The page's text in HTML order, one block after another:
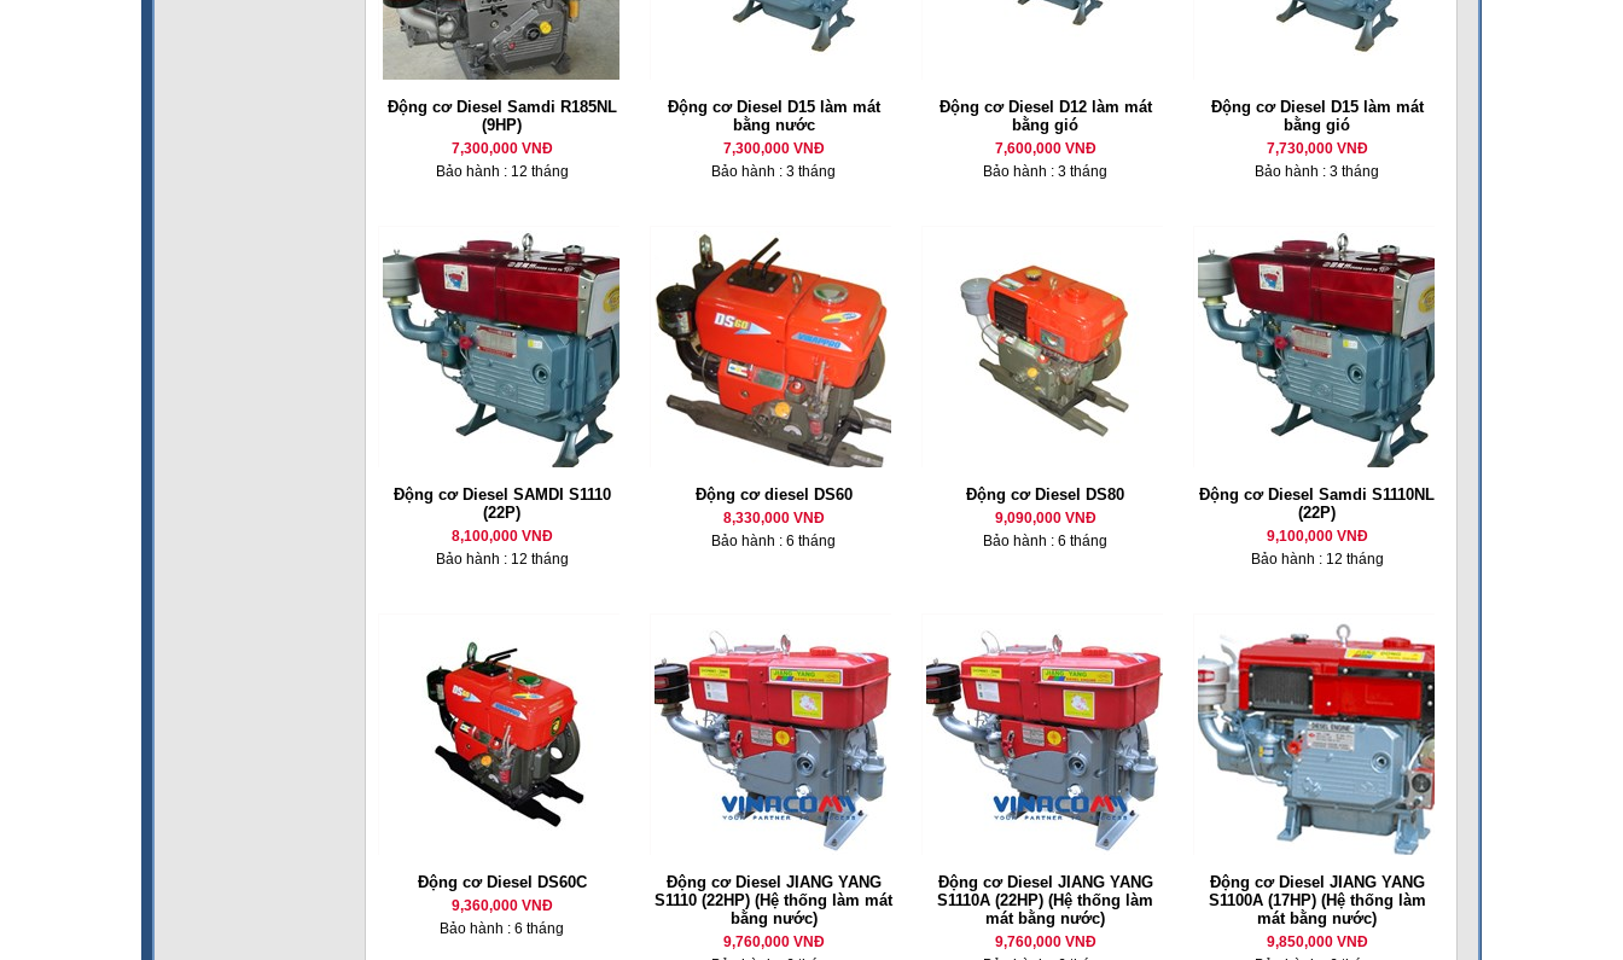
Động cơ Diesel Samdi R185NL
(9HP)
7,300,000 VNĐ
Bảo hành : 12 tháng
Động cơ Diesel D15 làm mát
bằng nước
7,300,000 VNĐ
Bảo hành : 3 tháng
Động cơ Diesel D12 làm mát
bằng gió
7,600,000 VNĐ
Bảo hành : 3 tháng
Động cơ Diesel D15 làm mát
bằng gió
7,730,000 VNĐ
Bảo hành : 3 tháng
Động cơ Diesel SAMDI S1110
(22P)
8,100,000 VNĐ
Bảo hành : 12 tháng
Động cơ diesel DS60
8,330,000 VNĐ
Bảo hành : 6 tháng
Động cơ Diesel DS80
9,090,000 VNĐ
Bảo hành : 6 tháng
Động cơ Diesel Samdi S1110NL
(22P)
9,100,000 VNĐ
Bảo hành : 12 tháng
Động cơ Diesel DS60C
9,360,000 VNĐ
Bảo hành : 6 tháng
Động cơ Diesel JIANG YANG
S1110 (22HP) (Hệ thống làm mát
bằng nước)
9,760,000 VNĐ
Động cơ Diesel JIANG YANG
S1110A (22HP) (Hệ thống làm
mát bằng nước)
9,760,000 VNĐ
Động cơ Diesel JIANG YANG
S1100A (17HP) (Hệ thống làm
mát bằng nước)
9,850,000 VNĐ